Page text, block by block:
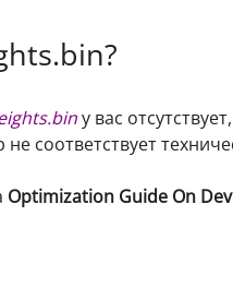
у вас
соответствует
Optimization Guide On